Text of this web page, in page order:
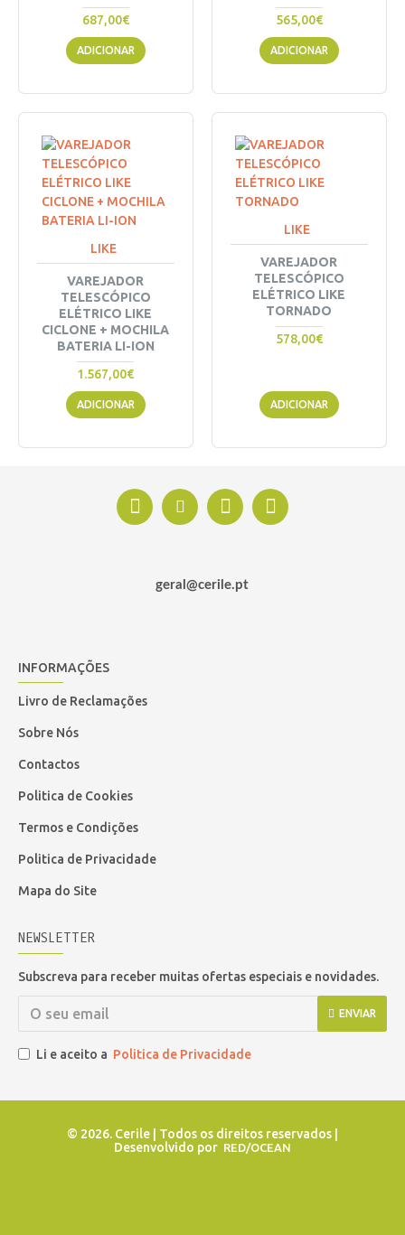
687,00€
ADICIONAR
565,00€
ADICIONAR
LIKE
VAREJADOR
TELESCÓPICO
ELÉTRICO LIKE
CICLONE + MOCHILA
BATERIA LI-ION
1.567,00€
ADICIONAR
LIKE
VAREJADOR
TELESCÓPICO
ELÉTRICO LIKE
TORNADO
578,00€
ADICIONAR
geral@cerile.pt
INFORMAÇÕES
Livro de Reclamações
Sobre Nós
Contactos
Politica de Cookies
Termos e Condições
Politica de Privacidade
Mapa do Site
NEWSLETTER
Subscreva para receber muitas ofertas especiais e novidades.
ENVIAR
Li e aceito a Politica de Privacidade
© 2026. Cerile | Todos os direitos reservados |
Desenvolvido por RED/OCEAN